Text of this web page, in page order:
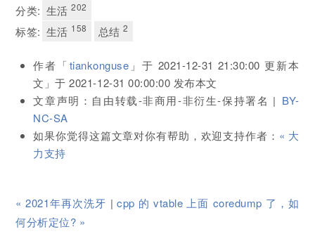
分类: 生活202
标签: 生活 158 总结2
作者「tiankonguse 」于 2021-12-31 21:30:00 更新本
文」于2021-12-31 00:00:00 发布本文
文章声明：自由转载-非商用-非衍生-保持署名 | BY-
NC-SA
如果你觉得这篇文章对你有帮助，欢迎支持作者： « 大
力支持
« 2021年再次洗牙 |cpp 的 vtable 上面 coredump 了，如
何分析定位? »